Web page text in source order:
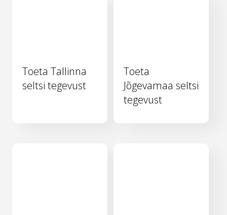
Toeta Tallinna
seltsi tegevust
Toeta
Jõgevamaa seltsi
tegevust